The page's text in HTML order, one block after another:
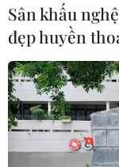
Sân khấu
đẹp huyền